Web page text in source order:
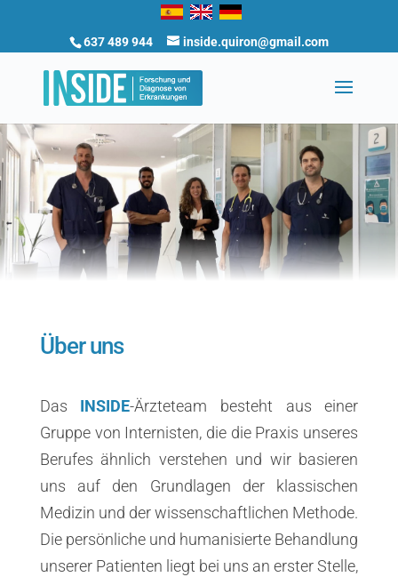
637 489 944 inside.quiron@gmail.com
Über uns
Das INSIDE-Ärzteteam besteht aus einer
Gruppe von Internisten, die die Praxis unseres
Berufes ähnlich verstehen und wir basieren
uns auf den Grundlagen der klassischen
Medizin und der wissenschaftlichen Methode.
Die persönliche und humanisierte Behandlung
unserer Patienten liegt bei uns an erster Stelle,